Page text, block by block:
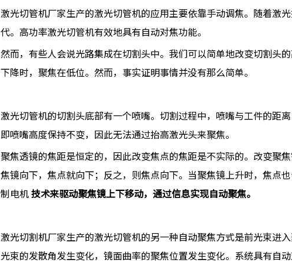
激光切管机厂家生产的激光切管机的应用主要依靠手动调焦。随着激
代。高功率激光切管机有效地具有自动对焦功能。
然而，有些人会说光路集成在切割头中。我们可以简单地改变切割头
下降时，聚焦在低位。然而，事实证明事情并没有那么简单。
激光切管机的切割头底部有一个喷嘴。切割过程中，喷嘴与工件的距
即喷嘴高度保持不变，因此无法通过抬高激光头来聚焦。
聚焦透镜的焦距是恒定的，因此改变焦点的焦距是不实际的。改变聚
焦镜向下，焦点就向下；反之，则焦点向下。当聚焦镜上升时，焦点
制电机技术来驱动聚焦镜上下移动，通过信息实现自动聚焦。
激光切割机厂家生产的激光切管机的另一种自动聚焦方式是前光束进
光束的发散角发生变化，镜面曲率的聚焦位置发生变化。系统具有自动